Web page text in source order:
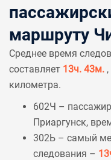
маршруту
Среднее время
составляет 13ч. 43м.
километра.
602Ч –
Приаргунск,
302Ь – самый
следования –